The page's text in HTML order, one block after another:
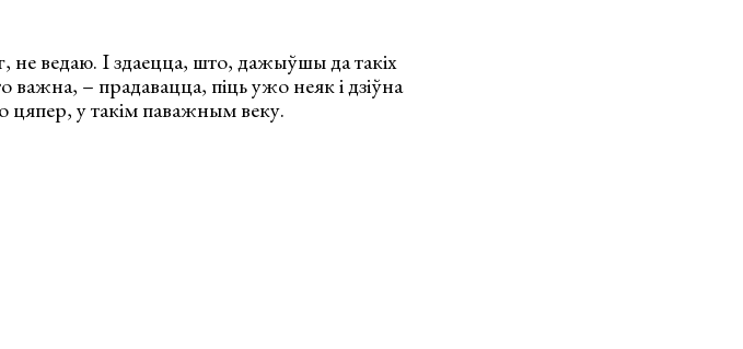
не ведаю. І здаецца, што, дажыўшы да такіх
– прадавацца, піць ужо неяк і дзіўна
цяпер, у такім паважным веку.